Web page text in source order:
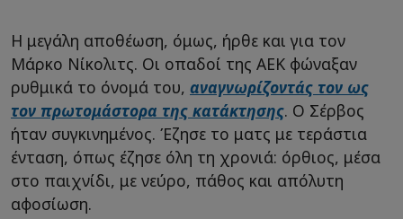
Η μεγάλη αποθέωση, όμως, ήρθε και για τον
Μάρκο Νίκολιτς. Οι οπαδοί της ΑΕΚ φώναξαν
ρυθμικά το όνομά του, αναγνωρίζοντάς τον ως
τον πρωτομάστορα της κατάκτησης. Ο Σέρβος
ήταν συγκινημένος. Έζησε το ματς με τεράστια
ένταση, όπως έζησε όλη τη χρονιά: όρθιος, μέσα
στο παιχνίδι, με νεύρο, πάθος και απόλυτη
αφοσίωση.